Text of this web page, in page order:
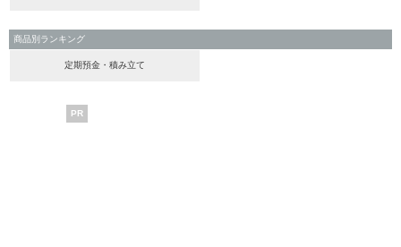
商品別ランキング
定期預金・積み立て
PR